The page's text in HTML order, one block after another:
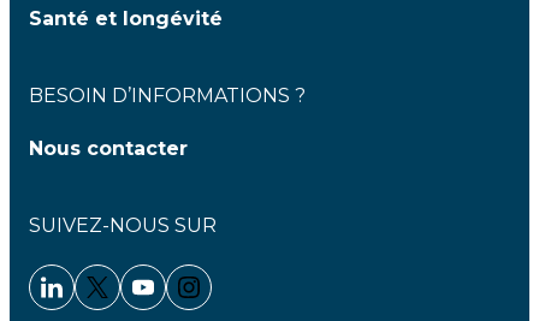
Santé et longévité
BESOIN D’INFORMATIONS ?
Nous contacter
SUIVEZ-NOUS SUR
Linkedin - Clariane
Twitter - Clariane
Youtube - Clariane
Instagram - Clariane